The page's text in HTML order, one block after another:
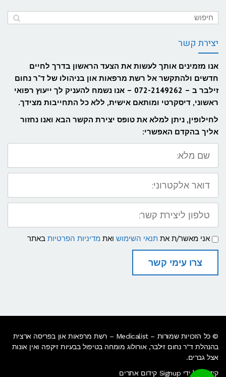
יצירת קשר
אנו מזמינים אותך לעשות את הצעד הראשון בדרך לחיים
חדשים ולהתקשר אל רשת מרפאות און בניהולו של ד"ר נחום
זילבר ב – 072-2149262 – אנו נשמח להעניק לך ייעוץ רפואי
ראשוני, דיסקרטי ומותאם אישית, ללא כל התחייבות מצידך.
לחילופין, ניתן למלא את טופס יצירת הקשר הבא ואנו נחזור
אליך בהקדם האפשרי:
שם
מלא:
דואר
אלקטרוני:
טלפון
ליצירת
קשר:
תנאי
שימוש
ומדיניות
פרטיות
אני מאשר/ת את תנאי השימוש ואת מדיניות הפרטיות באתר
צרו עימי קשר
© כל הזכויות שמורות – Medicalist – רשת מרפאות און בפריסה ארצית
בהנהלת ד"ר נחום זילבר, אורולוג מומחה בטיפול בבעיות זיקפה ואין אונות
אצל גברים.
קידום על ידי Signup קידום אתרים